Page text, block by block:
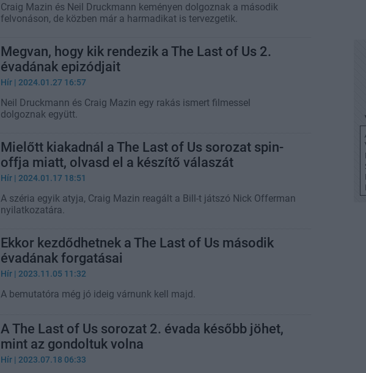
Craig Mazin és Neil Druckmann keményen dolgoznak a második
felvonáson, de közben már a harmadikat is tervezgetik.
Megvan, hogy kik rendezik a The Last of Us 2.
évadának epizódjait
Hír | 2024.01.27 16:57
Neil Druckmann és Craig Mazin egy rakás ismert filmessel
dolgoznak együtt.
Mielőtt kiakadnál a The Last of Us sorozat spin-
offja miatt, olvasd el a készítő válaszát
Hír | 2024.01.17 18:51
A széria egyik atyja, Craig Mazin reagált a Bill-t játszó Nick Offerman
nyilatkozatára.
Ekkor kezdődhetnek a The Last of Us második
évadának forgatásai
Hír | 2023.11.05 11:32
A bemutatóra még jó ideig várnunk kell majd.
A The Last of Us sorozat 2. évada később jöhet,
mint az gondoltuk volna
Hír | 2023.07.18 06:33